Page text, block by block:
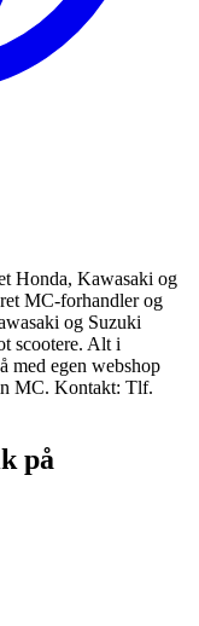
Honda, Kawasaki og
MC-forhandler og
og Suzuki
scootere. Alt i
med egen webshop
MC. Kontakt: Tlf.
på